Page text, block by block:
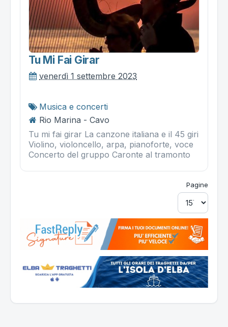
Tu Mi Fai Girar
venerdì 1 settembre 2023
Musica e concerti
Rio Marina - Cavo
Tu mi fai girar La canzone italiana e il 45 giri
Violino, violoncello, arpa, pianoforte, voce
Concerto del gruppo Caronte al tramonto
Pagine